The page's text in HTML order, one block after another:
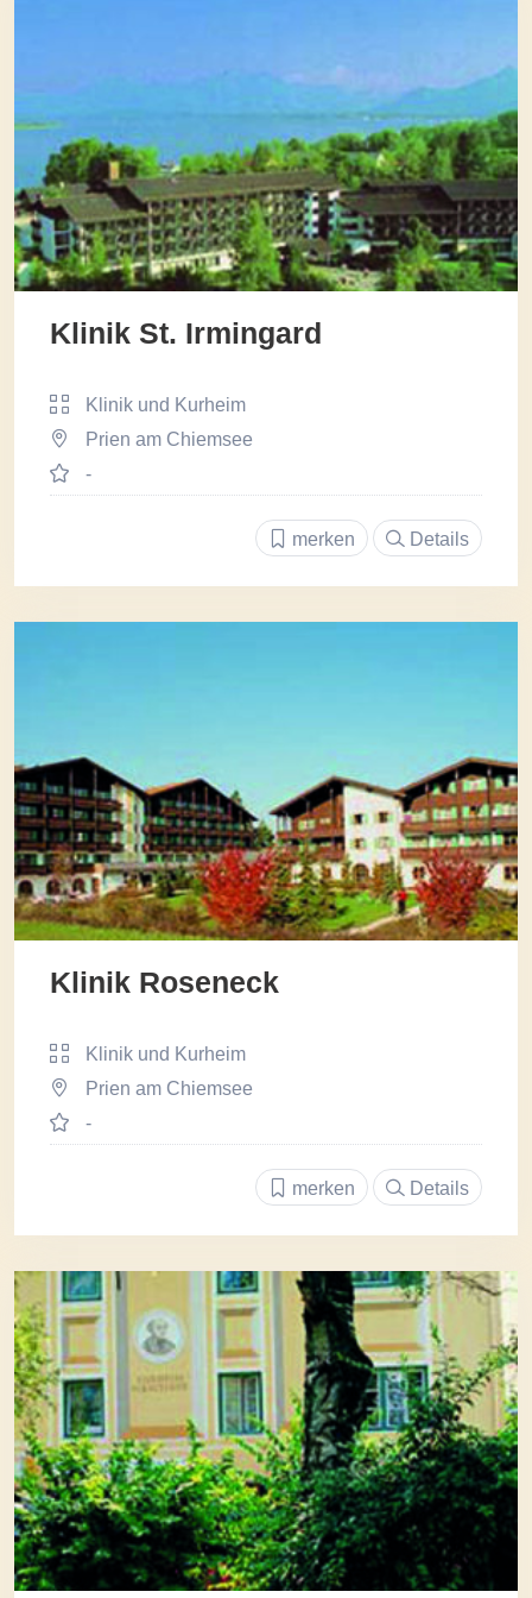
Klinik St. Irmingard
Klinik und Kurheim
Prien am Chiemsee
-
merken Details
Klinik Roseneck
Klinik und Kurheim
Prien am Chiemsee
-
merken Details